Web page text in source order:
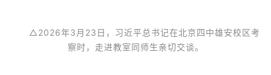
△2026年3月23日，习近平总书记在北京四中雄安校区考
察时，走进教室同师生亲切交谈。